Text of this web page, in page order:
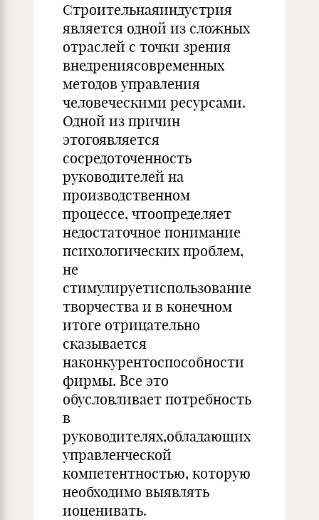
Строительнаяиндустрия
является одной из сложных
отраслей с точки зрения
внедрениясовременных
методов управления
человеческими ресурсами.
Одной из причин
этогоявляется
сосредоточенность
руководителей на
производственном
процессе, чтоопределяет
недостаточное понимание
психологических проблем,
не
стимулируетиспользование
творчества и в конечном
итоге отрицательно
сказывается
наконкурентоспособности
фирмы. Все это
обусловливает потребность
в
руководителях,обладающих
управленческой
компетентностью, которую
необходимо выявлять
иоценивать.